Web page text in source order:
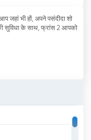
जहां भी हों, अपने पसंदीदा शो
सुविधा के साथ, फ्रांस 2 आपको